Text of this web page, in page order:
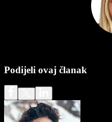
Podijeli ovaj članak